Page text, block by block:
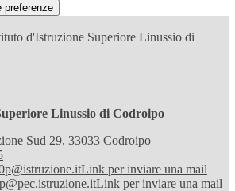
preferenze
d'Istruzione Superiore Linussio di
Linussio di Codroipo
Sud 29, 33033 Codroipo
Link per inviare una mail
Link per inviare una mail